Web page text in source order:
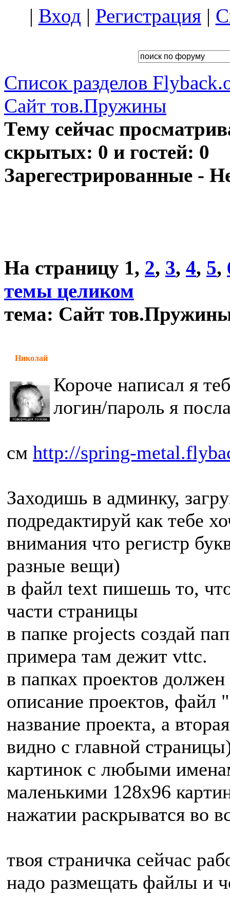
| Вход | Регистрация|
Список разделов
Сайт тов.Пружины
Тему сейчас
скрытых: 0 и гостей: 0
Зарегестрированные -
На страницу 1, 2, 3, 4, 5,
темы целиком
тема: Сайт
Николай
Короче написал я
логин/пароль я
см http://spring-
Заходишь в админку,
подредактируй как тебе
внимания что регистр
разные вещи)
в файл text пишешь то,
части страницы
в папке projects создай
примера там дежит vttc.
в папках проектов
описание проектов, файл
название проекта, а
видно с главной
картинок с любыми
маленькими 128х96
нажатии раскрыватся во
твоя страничка сейчас
надо размещать файлы и